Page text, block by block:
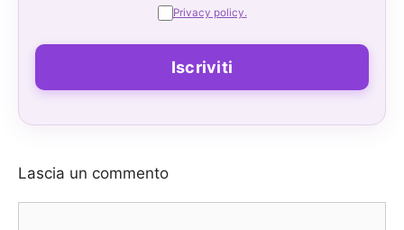
Privacy policy.
Lascia un commento